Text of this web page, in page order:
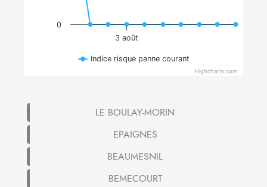
3 août
0
Indice risque panne courant
Highcharts.com
LE BOULAY-MORIN
EPAIGNES
BEAUMESNIL
BEMECOURT